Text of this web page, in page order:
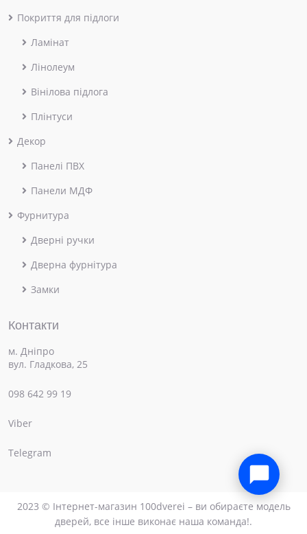
Покриття для підлоги
Ламінат
Лінолеум
Вінілова підлога
Плінтуси
Декор
Панелі ПВХ
Панели МДФ
Фурнитура
Дверні ручки
Дверна фурнітура
Замки
Контакти
м. Дніпро
вул. Гладкова, 25
098 642 99 19
Viber
Telegram
2023 © Інтернет-магазин 100dverei – ви обираєте модель
дверей, все інше виконає наша команда!.